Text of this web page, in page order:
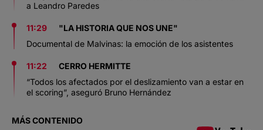
a Leandro Paredes
11:29
"LA HISTORIA QUE NOS UNE"
Documental de Malvinas: la emoción de los asistentes
11:22
CERRO HERMITTE
“Todos los afectados por el deslizamiento van a estar en
el scoring”, aseguró Bruno Hernández
MÁS CONTENIDO